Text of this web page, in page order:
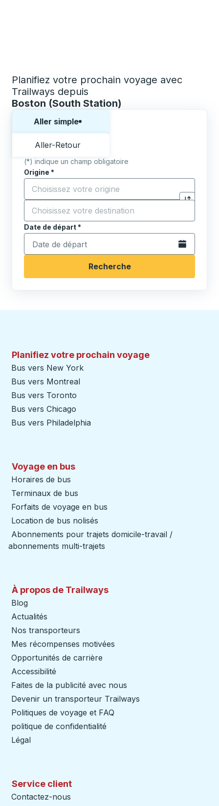
Planifiez votre prochain voyage avec
Trailways depuis
Boston (South Station)
Aller simple
Aller-Retour
(*) indique un champ obligatoire
Origine *
Commencez à saisir la ville d'origine pour ouvrir
Cliquez
Destination*
Commencez à saisir la ville de destination pour
Date de départ*
Tapez la date au format date Barre oblique du mois à
Ouvrez le
Recherche
Planifiez votre prochain voyage
Bus vers New York
Bus vers Montreal
Bus vers Toronto
Bus vers Chicago
Bus vers Philadelphia
Voyage en bus
Horaires de bus
Terminaux de bus
Forfaits de voyage en bus
Location de bus nolisés
Abonnements pour trajets domicile-travail /
abonnements multi-trajets
À propos de Trailways
Blog
Actualités
Nos transporteurs
Mes récompenses motivées
Opportunités de carrière
Accessibilité
Faites de la publicité avec nous
Devenir un transporteur Trailways
Politiques de voyage et FAQ
politique de confidentialité
Légal
Service client
Contactez-nous